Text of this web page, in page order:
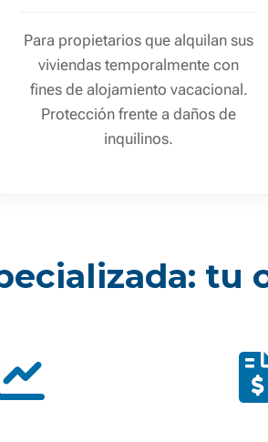
Para propietarios que alquilan sus
viviendas temporalmente con
fines de alojamiento vacacional.
Protección frente a daños de
inquilinos.
tu